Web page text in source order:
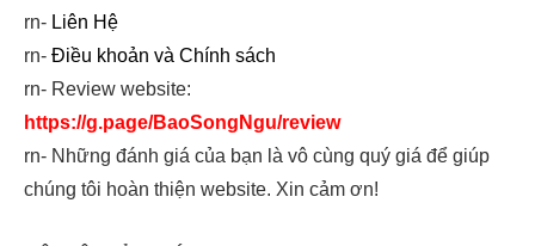
rn- Liên Hệ
rn- Điều khoản và Chính sách
rn- Review website:
https://g.page/BaoSongNgu/review
rn- Những đánh giá của bạn là vô cùng quý giá để giúp
chúng tôi hoàn thiện website. Xin cảm ơn!